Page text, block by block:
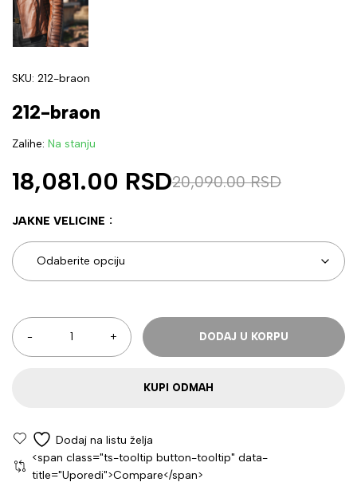
SKU: 212-braon
212-braon
Zalihe: Na stanju
20,090.00RSD
18,081.00 RSD
JAKNE VELICINE
DODAJ U KORPU
KUPI ODMAH
<span class="ts-tooltip button-tooltip" data-
title="Uporedi">Compare</span>